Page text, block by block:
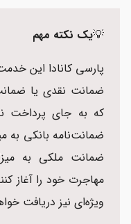
💡یک نکته مهم
پارسی کانادا این
ضمانت نقدی یا
که به جای پرداخت
ضمانت‌نامه بانکی به
ضمانت ملکی به
مهاجرت خود را آغاز
ویژه‌ای نیز دریافت